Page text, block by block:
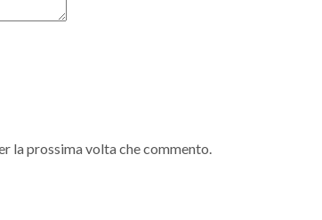
la prossima volta che commento.